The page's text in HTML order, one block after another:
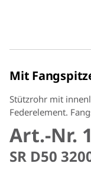
Mit
Stützrohr mit
Federelement.
Art.-Nr.
SR D50